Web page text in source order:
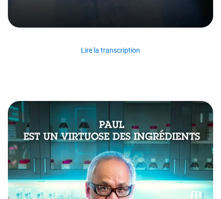
Lire la transcription